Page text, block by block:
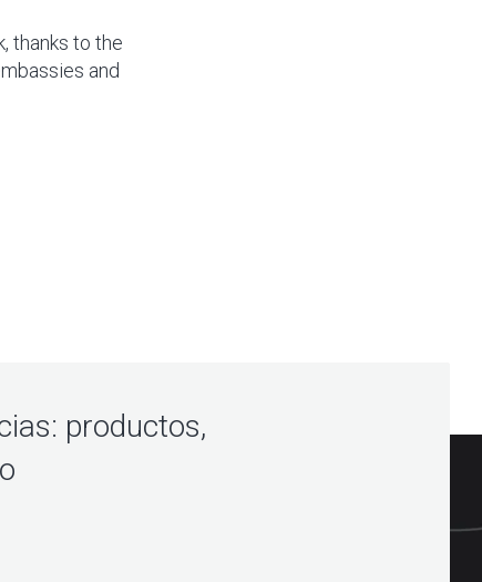
thanks to the
and
productos,